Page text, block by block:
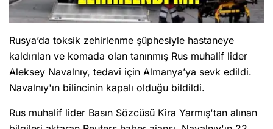
Rusya’da toksik zehirlenme şüphesiyle hastaneye
kaldırılan ve komada olan tanınmış Rus muhalif lider
Aleksey Navalnıy, tedavi için Almanya’ya sevk edildi.
Navalnıy'ın bilincinin kapalı olduğu bildildi.
Rus muhalif lider Basın Sözcüsü Kira Yarmış'tan alınan